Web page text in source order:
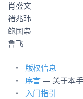
肖盛文
褚兆玮
鲍国枭
鲁飞
版权信息
序言— 关于本
入门指引